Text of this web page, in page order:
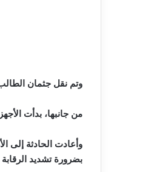
وتم نقل جثمان
من جانبها، بدأت
وأعادت الحادثة إلى
بضرورة تشديد